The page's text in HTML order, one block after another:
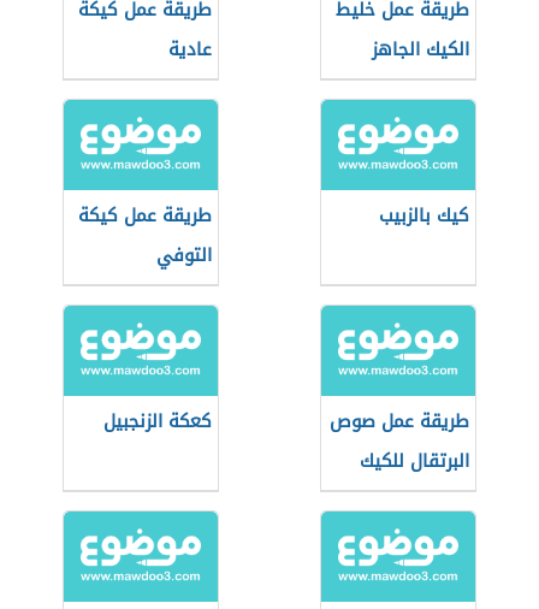
طريقة عمل خليط
الكيك الجاهز
طريقة عمل كيكة
عادية
كيك بالزبيب
طريقة عمل كيكة
التوفي
طريقة عمل صوص
البرتقال للكيك
كعكة الزنجبيل